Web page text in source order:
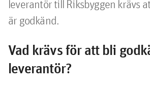
leverantör till Riksbyggen krävs
är godkänd.
Vad krävs för att bli
leverantör?